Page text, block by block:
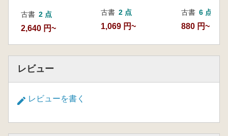
古書 2 点
2,640 円~
古書 2 点
1,069 円~
古書 6 点
880 円~
レビュー
レビューを書く